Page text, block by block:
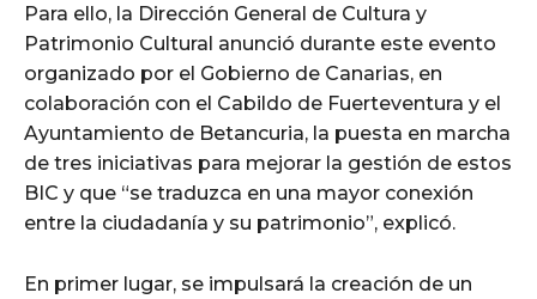
Para ello, la Dirección General de Cultura y
Patrimonio Cultural anunció durante este evento
organizado por el Gobierno de Canarias, en
colaboración con el Cabildo de Fuerteventura y el
Ayuntamiento de Betancuria, la puesta en marcha
de tres iniciativas para mejorar la gestión de estos
BIC y que “se traduzca en una mayor conexión
entre la ciudadanía y su patrimonio”, explicó.
En primer lugar, se impulsará la creación de un